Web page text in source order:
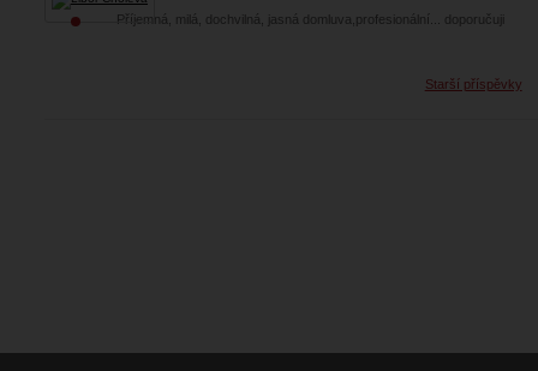
Příjemná, milá, dochvilná, jasná domluva,profesionální... doporučuji
Starší příspěvky